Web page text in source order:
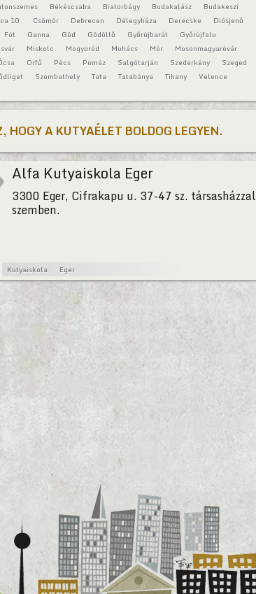
Békéscsaba Biatorbágy Budakalász
Budakeszi
10. Csömör Debrecen Délegyháza Derecske
Diósjenő
Fót Ganna Göd Gödöllő Győrújbarát
Győrújfalu
Miskolc Mogyoród Mohács Mór
Mosonmagyaróvár
Orfű Pécs Pomáz Salgótarján Szederkény
Szeged
Szombathely Tata Tatabánya Tihany
Velence
HOGY A KUTYAÉLET BOLDOG LEGYEN.
Alfa Kutyaiskola Eger
3300 Eger, Cifrakapu u. 37-47 sz. társasházzal
szemben.
Kutyaiskola Eger